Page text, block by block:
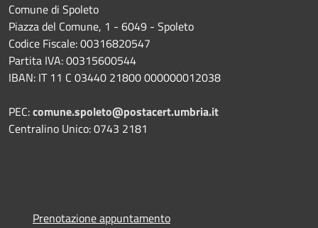
Comune di Spoleto
Piazza del Comune, 1 - 6049 - Spoleto
Codice Fiscale: 00316820547
Partita IVA: 00315600544
IBAN: IT 11 C 03440 21800 000000012038
PEC:comune.spoleto@postacert.umbria.it
Centralino Unico: 0743 2181
Prenotazione appuntamento